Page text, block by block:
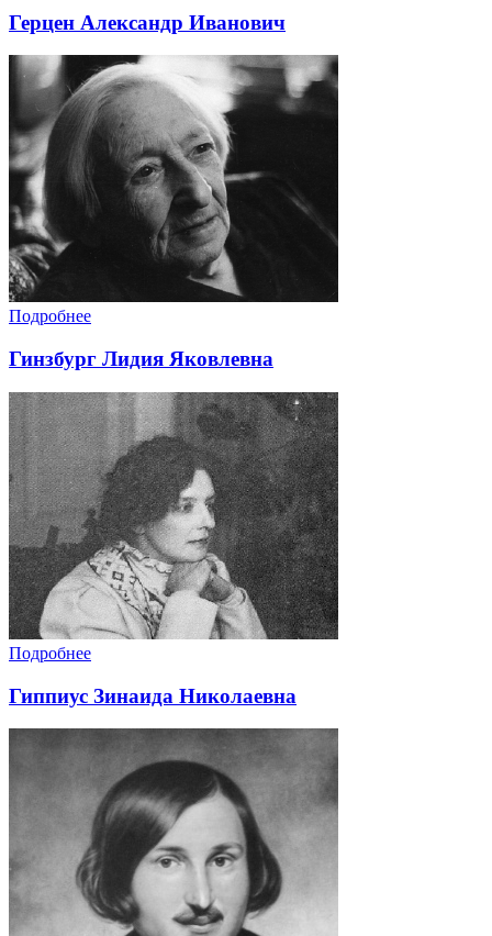
Герцен Александр Иванович
Подробнее
Гинзбург Лидия Яковлевна
Подробнее
Гиппиус Зинаида Николаевна